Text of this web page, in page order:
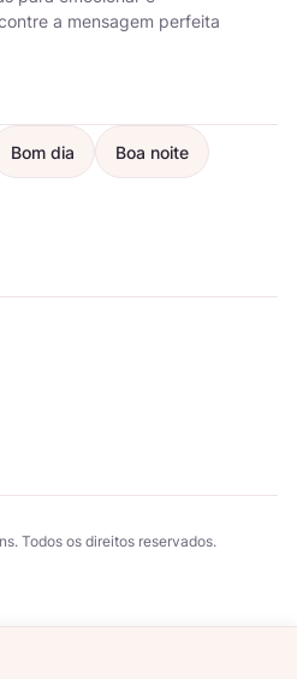
a mensagem perfeita
Bom dia Boa noite
Todos os direitos reservados.